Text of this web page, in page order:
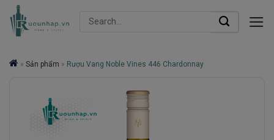
Skip
Search
» Sản phẩm » Rượu Vang Noble Vines 446 Chardonnay